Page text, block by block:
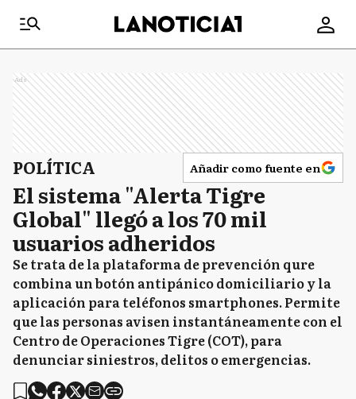
Ads
POLÍTICA Añadir como fuente en
El sistema "Alerta Tigre
Global" llegó a los 70 mil
usuarios adheridos
Se trata de la plataforma de prevención qure
combina un botón antipánico domiciliario y la
aplicación para teléfonos smartphones. Permite
que las personas avisen instantáneamente con el
Centro de Operaciones Tigre (COT), para
denunciar siniestros, delitos o emergencias.